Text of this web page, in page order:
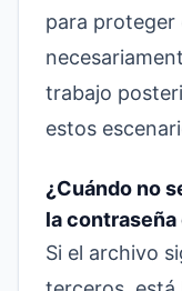
para proteger
trabajo
estos
¿Cuándo no
la contraseña
Si el archivo